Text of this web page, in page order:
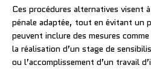
Ces procédures alternatives visent
pénale adaptée, tout en évitant un
peuvent inclure des mesures
la réalisation d’un stage de
ou l’accomplissement d’un travail